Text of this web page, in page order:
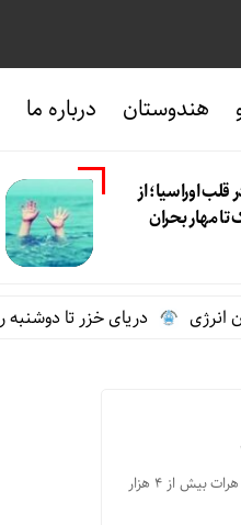
هندوستان درباره ما
اوراسیا؛ از
مهار بحران
دریای خزر تا دوشنبه
در پی اعلام آتش‌بس میان ایران و رژیم صهیونیستی، بازار ارز با کاهش قابل توجه نرخ‌ها مواجه شد؛ دلار هرات بیش از ۴ هزار